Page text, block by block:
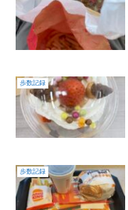
歩数記録
歩数記録